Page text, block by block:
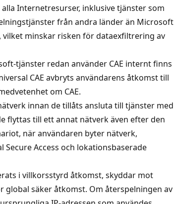
Internetresurser, inklusive tjänster som
från andra länder än Microsoft
minskar risken för dataexfiltrering av
tjänster redan använder CAE internt finns
CAE avbryts användarens åtkomst till
om CAE.
innan de tillåts ansluta till tjänster med
flyttas till ett annat nätverk även efter den
när användaren byter nätverk,
Access och lokationsbaserade
i villkorsstyrd åtkomst, skyddar mot
säker åtkomst. Om återspelningen av